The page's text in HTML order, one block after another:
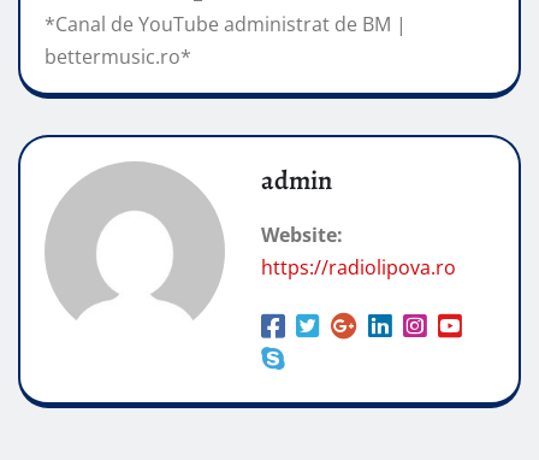
*Canal de YouTube administrat de BM |
bettermusic.ro*
admin
Website:
https://radiolipova.ro